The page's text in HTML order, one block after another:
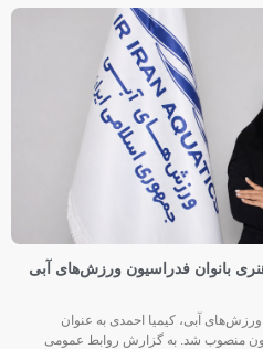
بانوان فدراسیون ورزش‌های آبی
آبی، کیمیا احمدی به عنوان
منصوب شد. به گزارش روابط عمومی